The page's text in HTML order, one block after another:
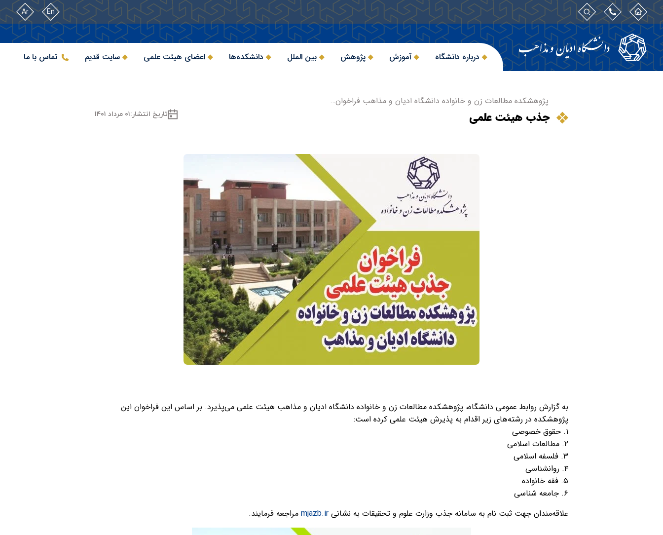
En
Ar
درباره دانشگاه آموزش پژوهش بین الملل دانشکده‌ها اعضای هیئت علمی سایت قدیم تماس با ما
پژوهشکده مطالعات زن و خانواده دانشگاه ادیان و مذاهب فراخوان…
جذب هیئت علمی تاریخ انتشار:۰۱ مرداد ۱۴۰۱
به گزارش روابط عمومی دانشگاه، پژوهشکده مطالعات زن و خانواده دانشگاه ادیان و مذاهب هیئت علمی می‌پذیرد. بر اساس این فراخوان این
پژوهشکده در رشته‌های زیر اقدام به پذیرش هیئت علمی کرده است:
۱. حقوق خصوصی
۲. مطالعات اسلامی
۳. فلسفه اسلامی
۴. روانشناسی
۵. فقه خانواده
۶. جامعه شناسی
علاقه‌مندان جهت ثبت نام به سامانه جذب وزارت علوم و تحقیقات به نشانی
مراجعه فرمایند.